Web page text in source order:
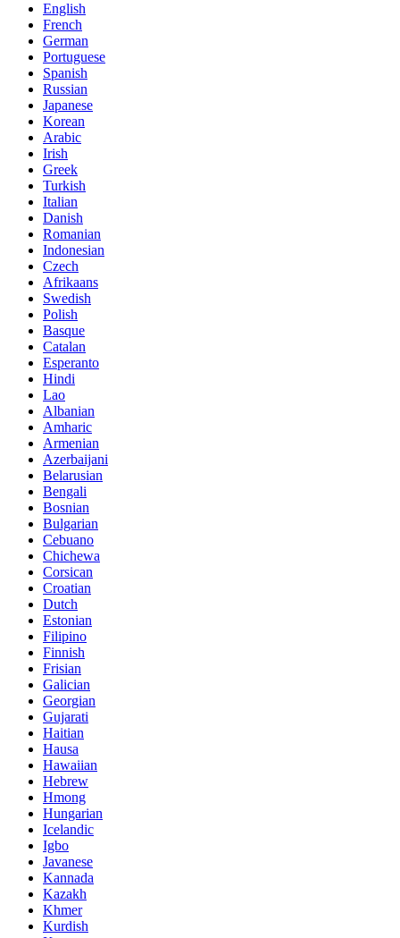
English
French
German
Portuguese
Spanish
Russian
Japanese
Korean
Arabic
Irish
Greek
Turkish
Italian
Danish
Romanian
Indonesian
Czech
Afrikaans
Swedish
Polish
Basque
Catalan
Esperanto
Hindi
Lao
Albanian
Amharic
Armenian
Azerbaijani
Belarusian
Bengali
Bosnian
Bulgarian
Cebuano
Chichewa
Corsican
Croatian
Dutch
Estonian
Filipino
Finnish
Frisian
Galician
Georgian
Gujarati
Haitian
Hausa
Hawaiian
Hebrew
Hmong
Hungarian
Icelandic
Igbo
Javanese
Kannada
Kazakh
Khmer
Kurdish